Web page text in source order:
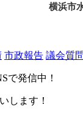
横浜市
市政報告 議会質問
で発信中！
します！